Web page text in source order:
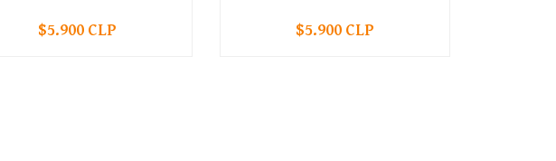
+
$5.900 CLP +
$5.900 CLP